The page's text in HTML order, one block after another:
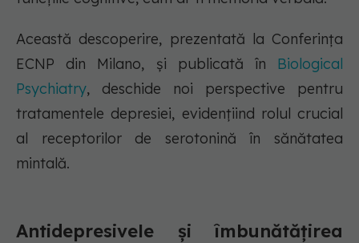
Această descoperire, prezentată la Conferința
ECNP din Milano, și publicată în Biological
Psychiatry, deschide noi perspective pentru
tratamentele depresiei, evidențiind rolul crucial
al receptorilor de serotonină în sănătatea
mintală.
Antidepresivele și îmbunătățirea